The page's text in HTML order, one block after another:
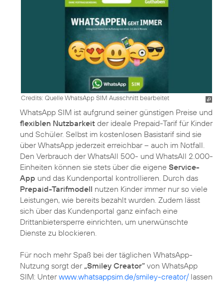
Credits: Quelle WhatsApp SIM Ausschnitt bearbeitet
WhatsApp SIM ist aufgrund seiner günstigen Preise und
flexiblen Nutzbarkeit der ideale Prepaid-Tarif für Kinder
und Schüler. Selbst im kostenlosen Basistarif sind sie
über WhatsApp jederzeit erreichbar – auch im Notfall.
Den Verbrauch der WhatsAll 500- und WhatsAll 2.000-
Einheiten können sie stets über die eigene Service-
App und das Kundenportal kontrollieren. Durch das
Prepaid-Tarifmodell nutzen Kinder immer nur so viele
Leistungen, wie bereits bezahlt wurden. Zudem lässt
sich über das Kundenportal ganz einfach eine
Drittanbietersperre einrichten, um unerwünschte
Dienste zu blockieren.
Für noch mehr Spaß bei der täglichen WhatsApp-
Nutzung sorgt der„Smiley Creator“ von WhatsApp
SIM: Unterwww.whatsappsim.de/smiley-creator/lassen